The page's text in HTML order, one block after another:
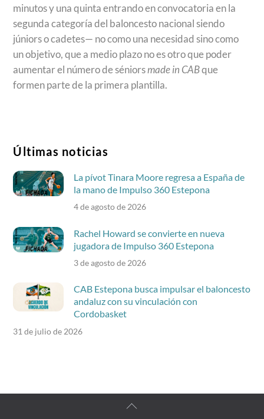
minutos y una quinta entrando en convocatoria en la
segunda categoría del baloncesto nacional siendo
júniors o cadetes— no como una necesidad sino como
un objetivo, que a medio plazo no es otro que poder
aumentar el número de séniorsmade in CABque
formen parte de la primera plantilla.
Últimas noticias
La pívot Tinara Moore regresa a España de
la mano de Impulso 360 Estepona
4 de agosto de 2026
Rachel Howard se convierte en nueva
jugadora de Impulso 360 Estepona
3 de agosto de 2026
CAB Estepona busca impulsar el baloncesto
andaluz con su vinculación con
Cordobasket
31 de julio de 2026
Back